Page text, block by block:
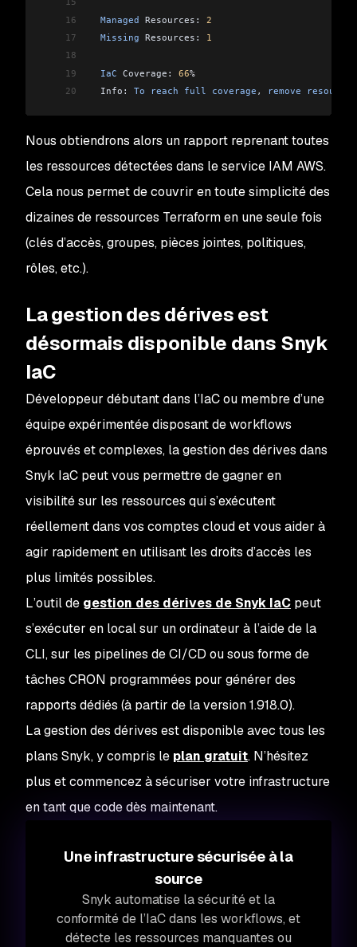
16
  Managed
Resources: 2
17
  Missing
Resources: 1
18
19
  IaC
Coverage: 66%
20
  Info:
To reach full coverage , remove resources
Nous obtiendrons alors un rapport reprenant toutes
les ressources détectées dans le service IAM AWS.
Cela nous permet de couvrir en toute simplicité des
dizaines de ressources Terraform en une seule fois
(clés d’accès, groupes, pièces jointes, politiques,
rôles, etc.).
La gestion des dérives est
désormais disponible dans Snyk
IaC
Développeur débutant dans l’IaC ou membre d’une
équipe expérimentée disposant de workflows
éprouvés et complexes, la gestion des dérives dans
Snyk IaC peut vous permettre de gagner en
visibilité sur les ressources qui s’exécutent
réellementdans vos comptes cloud et vous aider à
agir rapidement en utilisant les droits d’accès les
plus limités possibles.
L’outil de gestion des dérives de Snyk IaC peut
s’exécuter en local sur un ordinateur à l’aide de la
CLI, sur les pipelines de CI/CD ou sous forme de
tâches CRON programmées pour générer des
rapports dédiés (à partir de la version 1.918.0).
La gestion des dérives est disponible avec tous les
plans Snyk, y compris le plan gratuit. N’hésitez
plus et commencez à sécuriser votre infrastructure
en tant que code dès maintenant.
Une infrastructure sécurisée à la
source
Snyk automatise la sécurité et la
conformité de l’IaC dans les workflows, et
détecte les ressources manquantes ou